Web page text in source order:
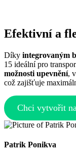
Efektivní a
Díky integrovaným
15 ideální pro
možnosti upevnění,
což zajišťuje
Chci vytvořit
Patrik Ponikva